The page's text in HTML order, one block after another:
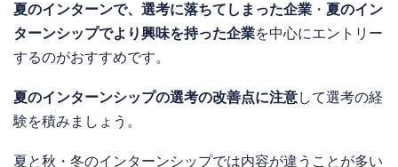
夏のインターンで、選考に落ちてしまった企業 ・ 夏のイン
ターンシップでより興味を持った企業を中心にエントリー
するのがおすすめです。
夏のインターンシップの選考の改善点に注意して選考の経
験を積みましょう。
夏と秋・冬のインターンシップでは内容が違うことが多い